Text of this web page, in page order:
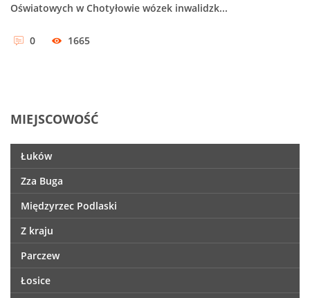
Oświatowych w Chotyłowie wózek inwalidzk...
0 1665
MIEJSCOWOŚĆ
Łuków
Zza Buga
Międzyrzec Podlaski
Z kraju
Parczew
Łosice